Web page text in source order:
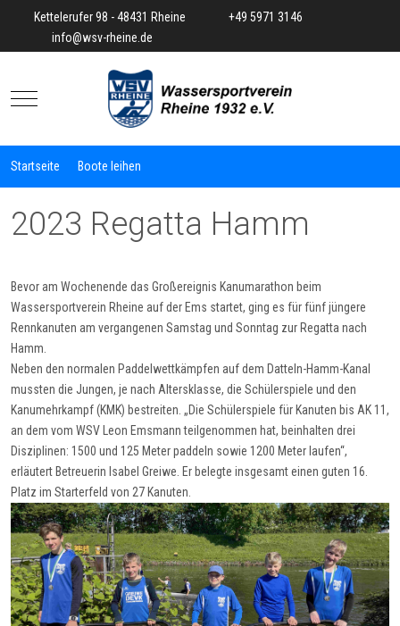
Kettelerufer 98 - 48431 Rheine
+49 5971 3146
info@wsv-rheine.de
Mobile Menu Toggle
Startseite Boote leihen
2023 Regatta Hamm
Bevor am Wochenende das Großereignis Kanumarathon beim
Wassersportverein Rheine auf der Ems startet, ging es für fünf jüngere
Rennkanuten am vergangenen Samstag und Sonntag zur Regatta nach
Hamm.
Neben den normalen Paddelwettkämpfen auf dem Datteln-Hamm-Kanal
mussten die Jungen, je nach Altersklasse, die Schülerspiele und den
Kanumehrkampf (KMK) bestreiten. „Die Schülerspiele für Kanuten bis AK 11,
an dem vom WSV Leon Emsmann teilgenommen hat, beinhalten drei
Disziplinen: 1500 und 125 Meter paddeln sowie 1200 Meter laufen“,
erläutert Betreuerin Isabel Greiwe. Er belegte insgesamt einen guten 16.
Platz im Starterfeld von 27 Kanuten.